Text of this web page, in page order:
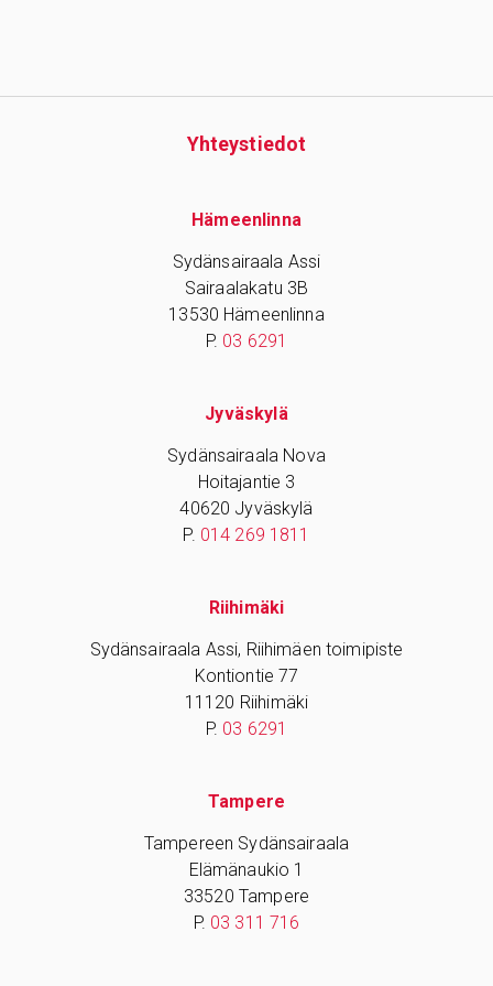
Yhteys­tiedot
Hämeenlinna
Sydänsairaala Assi
Sairaalakatu 3B
13530 Hämeenlinna
P. 03 6291
Jyväskylä
Sydänsairaala Nova
Hoitajantie 3
40620 Jyväskylä
P. 014 269 1811
Riihimäki
Sydänsairaala Assi, Riihimäen toimipiste
Kontiontie 77
11120 Riihimäki
P. 03 6291
Tampere
Tampereen Sydänsairaala
Elämänaukio 1
33520 Tampere
P. 03 311 716